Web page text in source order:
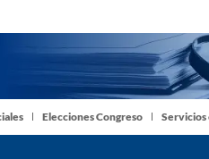
Elecciones Congreso